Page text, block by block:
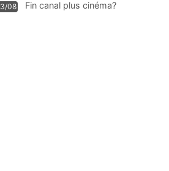
08 Fin canal plus cinéma?